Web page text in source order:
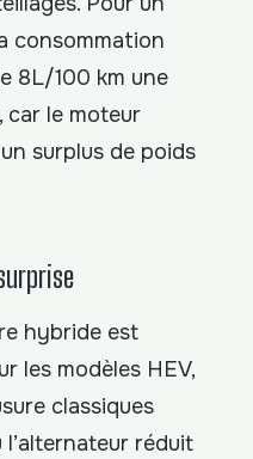
consommation
8L/100 km une
car le moteur
surplus de poids
hybride est
les modèles HEV,
classiques
l’alternateur réduit